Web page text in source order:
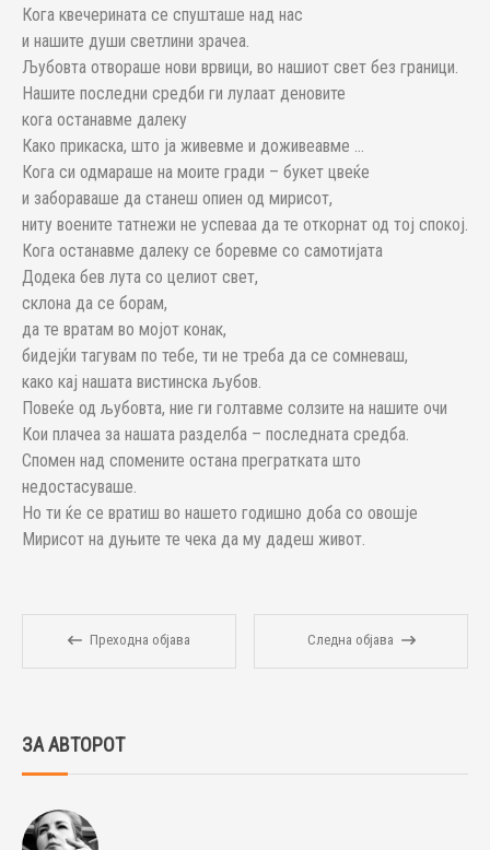
Кога квечерината се спушташе над нас
и нашите души светлини зрачеа.
Љубовта отвораше нови врвици, во нашиот свет без граници.
Нашите последни средби ги лулаат деновите
кога останавме далеку
Како прикаска, што ја живевме и доживеавме …
Кога си одмараше на моите гради – букет цвеќе
и забораваше да станеш опиен од мирисот,
ниту воените татнежи не успеваа да те откорнат од тој спокој.
Кога останавме далеку се боревме со самотијата
Додека бев лута со целиот свет,
склона да се борам,
да те вратам во мојот конак,
бидејќи тагувам по тебе, ти не треба да се сомневаш,
како кај нашата вистинска љубов.
Повеќе од љубовта, ние ги голтавме солзите на нашите очи
Кои плачеа за нашата разделба – последната средба.
Спомен над спомените остана прегратката што
недостасуваше.
Но ти ќе се вратиш во нашето годишно доба со овошје
Мирисот на дуњите те чека да му дадеш живот.
Преходна објава Следна објава
ЗА АВТОРОТ